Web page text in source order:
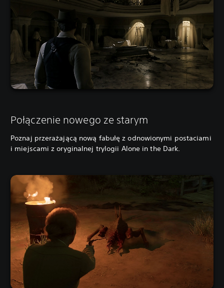
Połączenie nowego ze starym
Poznaj przerażającą nową fabułę z odnowionymi postaciami
i miejscami z oryginalnej trylogii Alone in the Dark.